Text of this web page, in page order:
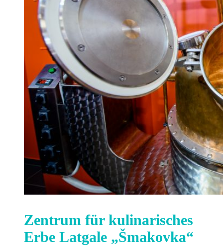
Zentrum für kulinarisches
Erbe Latgale „Šmakovka“